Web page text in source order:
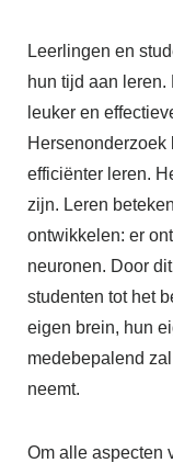
Leerlingen en
hun tijd aan
leuker en
efficiënter leren.
zijn. Leren
ontwikkelen: er
neuronen. Door
studenten tot het
eigen brein, hun
medebepalend
neemt.
Om alle aspecten